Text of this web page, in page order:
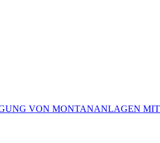
VON MONTANANLAGEN